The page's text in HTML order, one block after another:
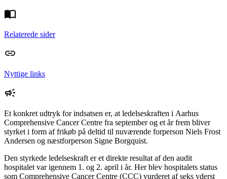
Relaterede sider
Nyttige links
Et konkret udtryk for indsatsen er, at ledelseskraften i Aarhus
Comprehensive Cancer Centre fra september og et år frem bliver
styrket i form af frikøb på deltid til nuværende forperson Niels Frost
Andersen og næstforperson Signe Borgquist.
Den styrkede ledelseskraft er et direkte resultat af den audit
hospitalet var igennem 1. og 2. april i år. Her blev hospitalets status
som Comprehensive Cancer Centre (CCC) vurderet af seks yderst